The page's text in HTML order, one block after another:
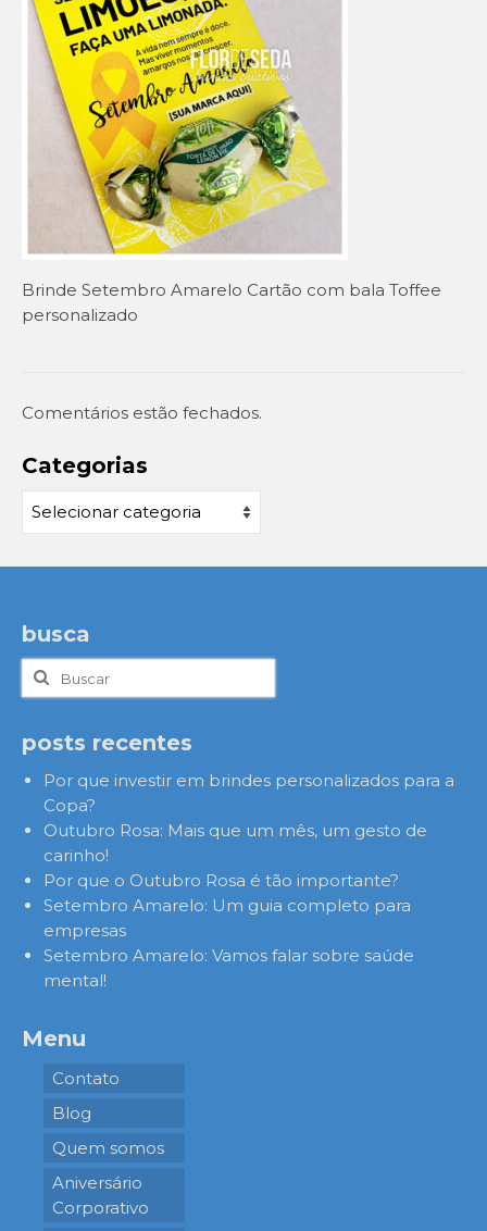
Setembro Amarelo
Outubro Rosa
Novembro Azul
Outras campanhas de prevenção
Copa do mundo 2026
Festa Caipira
QUEM SOMOS
Brinde Setembro Amarelo Cartão com bala Toffee
personalizado
Comentários estão fechados.
Categorias
Categorias
busca
Buscar
por:
posts recentes
Por que investir em brindes personalizados para a
Copa?
Outubro Rosa: Mais que um mês, um gesto de
carinho!
Por que o Outubro Rosa é tão importante?
Setembro Amarelo: Um guia completo para
empresas
Setembro Amarelo: Vamos falar sobre saúde
mental!
Menu
Contato
Blog
Quem somos
Aniversário
Corporativo